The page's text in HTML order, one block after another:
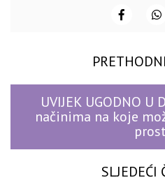
UVIJEK UGODNO
načinima na koje
SLJEDEĆI